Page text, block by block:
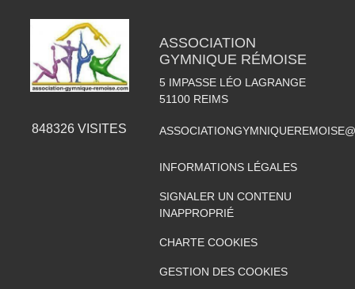
848326 VISITES
ASSOCIATION
GYMNIQUE RÉMOISE
5 IMPASSE LÉO LAGRANGE
51100 REIMS
INFORMATIONS LÉGALES
SIGNALER UN CONTENU
INAPPROPRIÉ
CHARTE COOKIES
GESTION DES COOKIES